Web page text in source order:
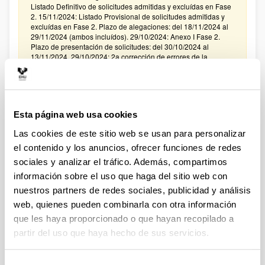
Esta página web usa cookies
Las cookies de este sitio web se usan para personalizar
el contenido y los anuncios, ofrecer funciones de redes
sociales y analizar el tráfico. Además, compartimos
información sobre el uso que haga del sitio web con
nuestros partners de redes sociales, publicidad y análisis
web, quienes pueden combinarla con otra información
que les haya proporcionado o que hayan recopilado a
partir del uso que haya hecho de sus servicios.
Listado Definitivo de solicitudes admitidas y excluídas en Fase
2. 15/11/2024: Listado Provisional de solicitudes admitidas y
excluídas en Fase 2. Plazo de alegaciones: del 18/11/2024 al
29/11/2024 (ambos incluídos). 29/10/2024: Anexo I Fase 2.
Plazo de presentación de solicitudes: del 30/10/2024 al
13/11/2024. 29/10/2024: 2a corrección de errores de la
Plazo de presentación cerrado (Fecha de fin del plazo de
presentación: 21/01/2025 14:00)
El plazo de para la recepción en el Vicerrectorado de
Investigación de “Expresiones de interés” para Ramón y Cajal
2024 finalizará el 13 de enero de 2025. El plazo para la
presentación de solicitudes a la convocatoria Ramón y Cajal
2024, tanto para las personas investigadoras solicitantes como
para la entidad UPV/EHU, finalizará el 21 de enero de 2025, a
las 14:00 horas
Ayudas a la Investigación e Innovación Tecnológica con
cargo a los fondos previstos para acciones Universidad-